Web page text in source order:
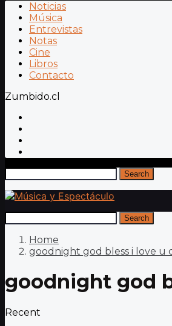
Noticias
Música
Entrevistas
Notas
Cine
Libros
Contacto
Zumbido.cl
Search
Search
Home
goodnight god bless i love u
goodnight god
Recent